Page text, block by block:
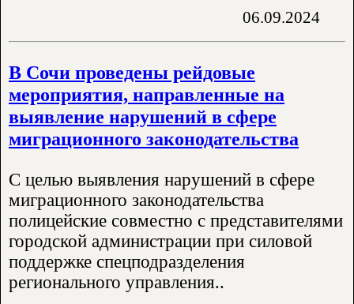
06.09.2024
В Сочи проведены рейдовые
мероприятия, направленные на
выявление нарушений в сфере
миграционного законодательства
С целью выявления нарушений в сфере
миграционного законодательства
полицейские совместно с представителями
городской администрации при силовой
поддержке спецподразделения
регионального управления..